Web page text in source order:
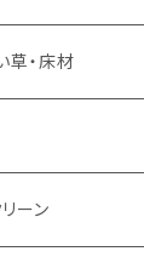
ス付）
付）
ーブル
ェア
草・床材
ーン